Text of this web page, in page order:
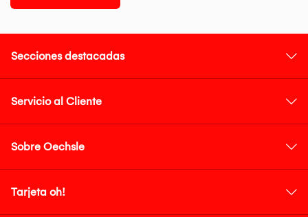
Secciones destacadas
Servicio al Cliente
Sobre Oechsle
Tarjeta oh!